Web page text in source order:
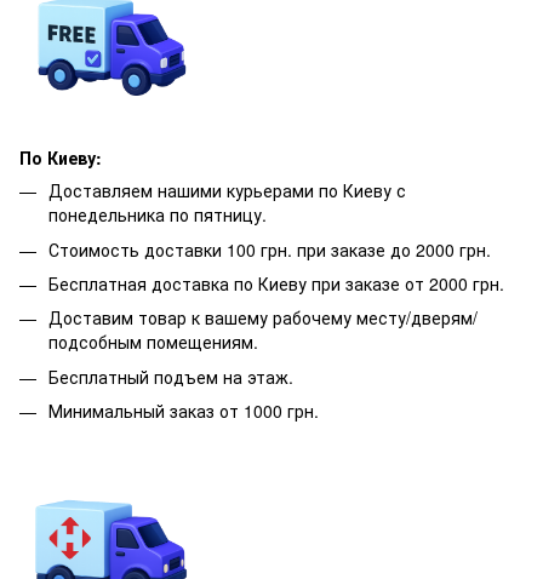
По Киеву:
Доставляем нашими курьерами по Киеву с
понедельника по пятницу.
Стоимость доставки 100 грн. при заказе до 2000 грн.
Бесплатная доставка по Киеву при заказе от 2000 грн.
Доставим товар к вашему рабочему месту/дверям/
подсобным помещениям.
Бесплатный подъем на этаж.
Минимальный заказ от 1000 грн.